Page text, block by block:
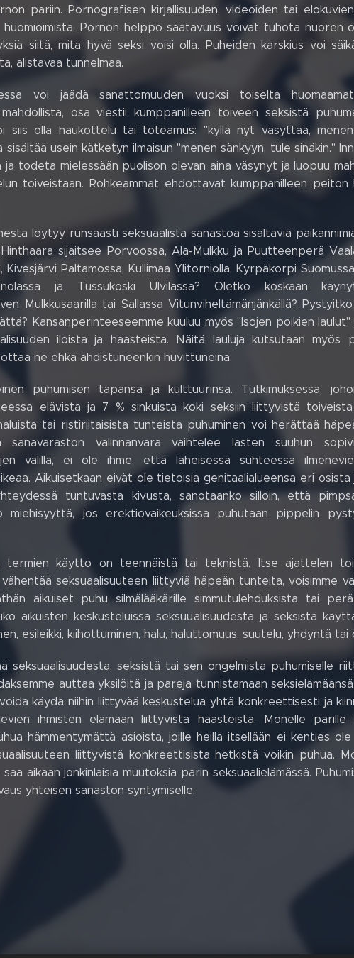
pariin. Pornografisen kirjallisuuden, videoiden tai
Pornon helppo saatavuus voivat tuhota nuoren
siitä, mitä hyvä seksi voisi olla. Puheiden karskius voi
alistavaa tunnelmaa.
voi jäädä sanattomuuden vuoksi toiselta
osa viestii kumppanilleen toiveen seksistä
siis olla haukottelu tai toteamus: "kyllä nyt väsyttää, menen
usein kätketyn ilmaisun "menen sänkyyn, tule sinäkin."
todeta mielessään puolison olevan aina väsynyt ja luopuu
toiveistaan. Rohkeammat ehdottavat kumppanilleen peiton
löytyy runsaasti seksuaalista sanastoa sisältäviä
sijaitsee Porvoossa, Ala-Mulkku ja Puutteenperä
Kivesjärvi Paltamossa, Kullimaa Ylitorniolla, Kyrpäkorpi
ja Tussukoski Ulvilassa? Oletko koskaan
Mulkkusaarilla tai Sallassa Vitunviheltämänjänkällä?
Kansanperinteeseemme kuuluu myös "Isojen poikien
iloista ja haasteista. Näitä lauluja kutsutaan myös
ne ehkä ahdistuneenkin huvittuneina.
puhumisen tapansa ja kulttuurinsa. Tutkimuksessa,
elävistä ja 7 % sinkuista koki seksiin liittyvistä
tai ristiriitaisista tunteista puhuminen voi herättää
sanavaraston valinnanvara vaihtelee lasten suuhun
välillä, ei ole ihme, että läheisessä suhteessa
Aikuisetkaan eivät ole tietoisia genitaalialueensa eri osista
tuntuvasta kivusta, sanotaanko silloin, että
jos erektiovaikeuksissa puhutaan pippelin
termien käyttö on teennäistä tai teknistä. Itse ajattelen
seksuaalisuuteen liittyviä häpeän tunteita, voisimme
aikuiset puhu silmälääkärille simmutulehduksista tai
aikuisten keskusteluissa seksuualisuudesta ja seksistä
esileikki, kiihottuminen, halu, haluttomuus, suutelu, yhdyntä tai
seksuaalisuudesta, seksistä tai sen ongelmista puhumiselle
auttaa yksilöitä ja pareja tunnistamaan
käydä niihin liittyvää keskustelua yhtä konkreettisesti ja
ihmisten elämään liittyvistä haasteista. Monelle
hämmentymättä asioista, joille heillä itsellään ei kenties ole
liittyvistä konkreettisista hetkistä voikin puhua.
aikaan jonkinlaisia muutoksia parin seksuaalielämässä.
yhteisen sanaston syntymiselle.